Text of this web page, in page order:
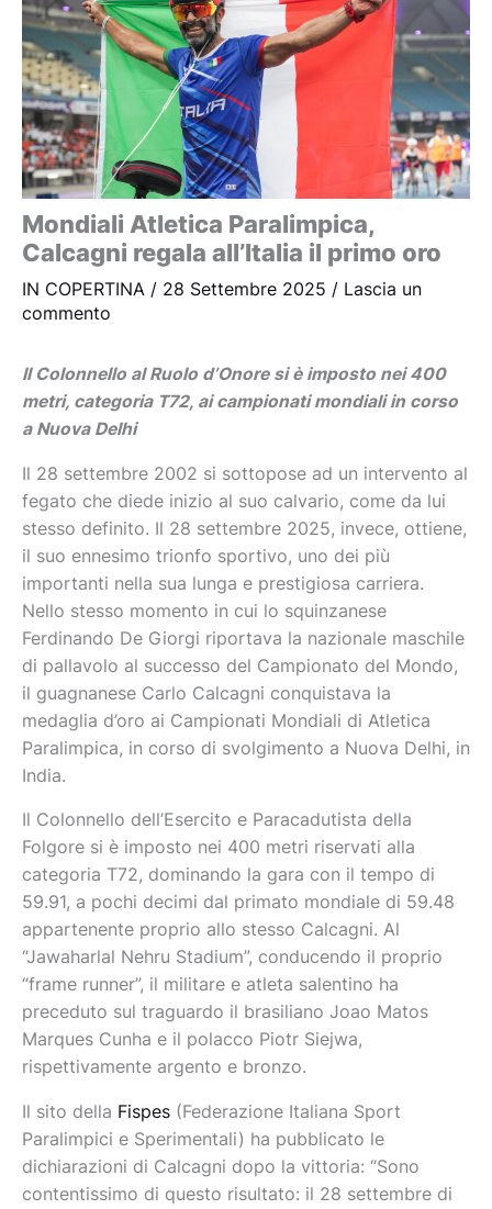
Mondiali Atletica Paralimpica,
Calcagni regala all’Italia il primo oro
IN COPERTINA / 28 Settembre 2025 / Lascia un
commento
Il Colonnello al Ruolo d’Onore si è imposto nei 400
metri, categoria T72, ai campionati mondiali in corso
a Nuova Delhi
Il 28 settembre 2002 si sottopose ad un intervento al
fegato che diede inizio al suo calvario, come da lui
stesso definito. Il 28 settembre 2025, invece, ottiene,
il suo ennesimo trionfo sportivo, uno dei più
importanti nella sua lunga e prestigiosa carriera.
Nello stesso momento in cui lo squinzanese
Ferdinando De Giorgi riportava la nazionale maschile
di pallavolo al successo del Campionato del Mondo,
il guagnanese Carlo Calcagni conquistava la
medaglia d’oro ai Campionati Mondiali di Atletica
Paralimpica, in corso di svolgimento a Nuova Delhi, in
India.
Il Colonnello dell’Esercito e Paracadutista della
Folgore si è imposto nei 400 metri riservati alla
categoria T72, dominando la gara con il tempo di
59.91, a pochi decimi dal primato mondiale di 59.48
appartenente proprio allo stesso Calcagni. Al
“Jawaharlal Nehru Stadium”, conducendo il proprio
“frame runner”, il militare e atleta salentino ha
preceduto sul traguardo il brasiliano Joao Matos
Marques Cunha e il polacco Piotr Siejwa,
rispettivamente argento e bronzo.
Il sito della Fispes (Federazione Italiana Sport
Paralimpici e Sperimentali) ha pubblicato le
dichiarazioni di Calcagni dopo la vittoria: “Sono
contentissimo di questo risultato: il 28 settembre di